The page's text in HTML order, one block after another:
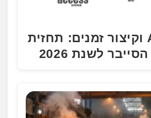
סוכני AI וקיצור זמנים: תחזית
לשנת 2026